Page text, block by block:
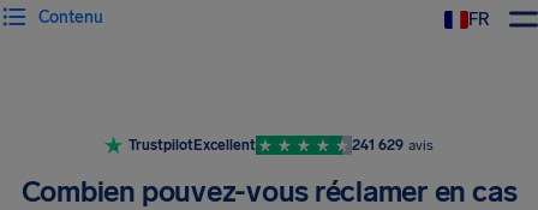
FR
Contenu
TrustpilotExcellent 241 629 avis
Combien pouvez-vous réclamer en cas